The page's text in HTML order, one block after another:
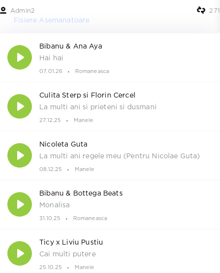
Admin2 271
Fisiere Asemanatoare
Bibanu & Ana Aya
Hai hai
07.01.26 Romaneasca
Culita Sterp si Florin Cercel
La multi ani si prieteni si dusmani
27.12.25 Manele
Nicoleta Guta
La multi ani regele meu (Pentru Nicolae Guta)
08.12.25 Manele
Bibanu & Bottega Beats
Monalisa
31.10.25 Romaneasca
Ticy x Liviu Pustiu
Cai multi putere
25.10.25 Manele